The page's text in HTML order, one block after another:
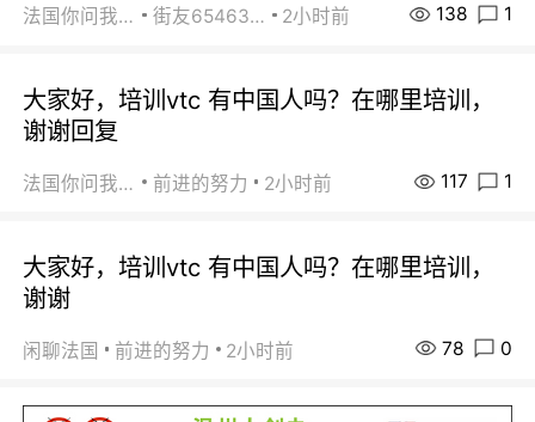
法国你问我答 街友65463281 2小时前 138 1
大家好，培训vtc 有中国人吗？在哪里培训，
谢谢回复
法国你问我答 前进的努力 2小时前 117 1
大家好，培训vtc 有中国人吗？在哪里培训，
谢谢
闲聊法国 前进的努力 2小时前 78 0